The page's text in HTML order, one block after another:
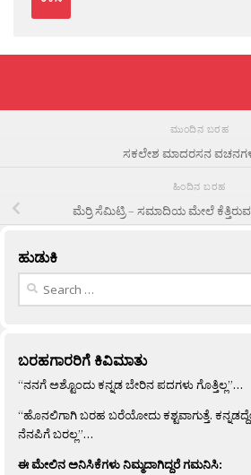
ಮುಂದಿನ ಬರಹ
ಸಕಲೇಶ ಮಾದರಸನ
ಹಿಂದಿನ ಬರಹ
ಮೆರ‍್ರಿ ಸೆಮಿಟ್ರಿ – ಸಮಾದಿಯ ಮೇಲೆ ಕೆತ್ತಿರುವ
ಹುಡುಕಿ
Search
ಬರಹಗಾರರಿಗೆ ಕಿವಿಮಾತು
“ನನಗೆ ಅಶ್ಟೊಂದು ಕನ್ನಡ ಬೇರಿನ ಪದಗಳು ಗೊತ್ತಿಲ್ಲ”…
“ಹೊನಲಿಗಾಗಿ ಬರಹ ಬರೆಯೋದು ಕಶ್ಟವಾಗುತ್ತೆ.
ನೆನಪಿಗೆ ಬರಲ್ಲ”…
ಈ ಮೇಲಿನ ಅನಿಸಿಕೆಗಳು ನಿಮ್ಮದಾಗಿದ್ದರೆ ಗಮನಿಸಿ: